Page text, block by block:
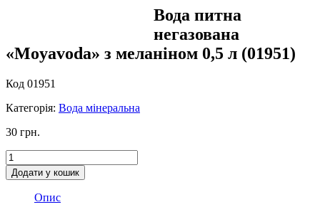
Вода питна
негазована
«Моyavoda» з меланіном 0,5 л (01951)
Код 01951
Категорія: Вода мінеральна
30 грн.
Вода
питна
негазована
«Моyavoda»
Додати у кошик
Опис